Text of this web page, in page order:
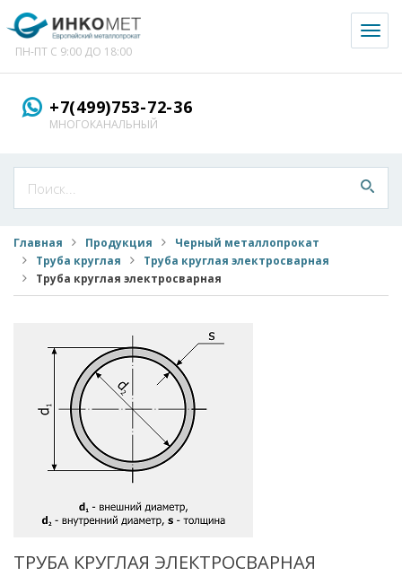
ПН-ПТ С 9:00 ДО 18:00
+7(499)753-72-36
МНОГОКАНАЛЬНЫЙ
Главная Продукция
Черный металлопрокат
Труба круглая
Труба круглая электросварная
Труба круглая электросварная
ТРУБА КРУГЛАЯ ЭЛЕКТРОСВАРНАЯ